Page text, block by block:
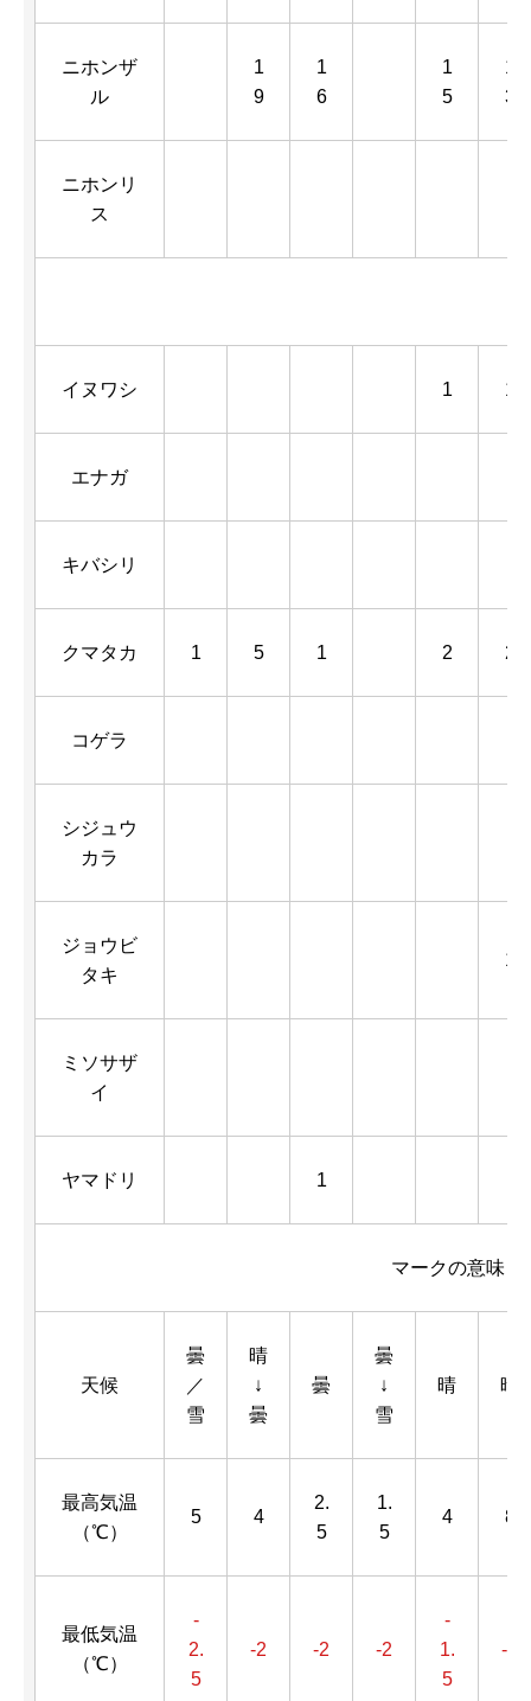
ニホンザ
ル
1
9
1
6
1
5
1
3
ニホンリ
ス
イヌワシ 1 1
エナガ
キバシリ
クマタカ 1 5 1 2 2
コゲラ
シジュウ
カラ
ジョウビ
タキ
1
ミソサザ
イ
ヤマドリ 1
マークの意味
天候
曇
／
雪
晴
↓
曇
曇
曇
↓
雪
晴 晴
最高気温
（℃）
5 4
2.
5
1.
5
4 8
最低気温
（℃）
-
2.
5
-2 -2 -2
-
1.
5
-2